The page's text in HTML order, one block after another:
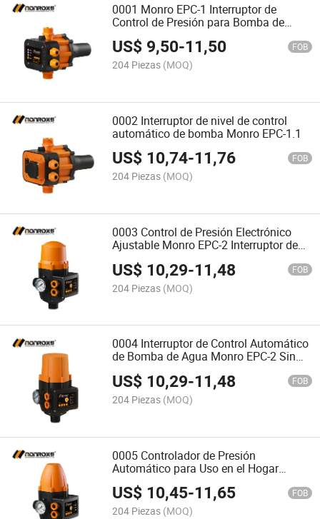
0001 Monro EPC-1 Interruptor de
Control de Presión para Bomba de
Agua
US$ 9,50-11,50 FOB
204 Piezas (MOQ)
0002 Interruptor de nivel de control
automático de bomba Monro EPC-1.1
US$ 10,74-11,76 FOB
204 Piezas (MOQ)
0003 Control de Presión Electrónico
Ajustable Monro EPC-2 Interruptor de
US$ 10,29-11,48 FOB
204 Piezas (MOQ)
0004 Interruptor de Control Automático
de Bomba de Agua Monro EPC-2 Sin
Ajuste
US$ 10,29-11,48 FOB
204 Piezas (MOQ)
0005 Controlador de Presión
Automático para Uso en el Hogar
Monro EPC-2t
US$ 10,45-11,65 FOB
204 Piezas (MOQ)